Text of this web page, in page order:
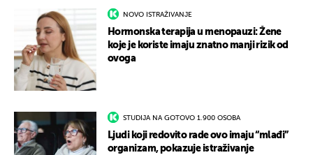
NOVO ISTRAŽIVANJE
Hormonska terapija u menopauzi: Žene
koje je koriste imaju znatno manji rizik od
ovoga
STUDIJA NA GOTOVO 1.900 OSOBA
Ljudi koji redovito rade ovo imaju “mlađi”
organizam, pokazuje istraživanje